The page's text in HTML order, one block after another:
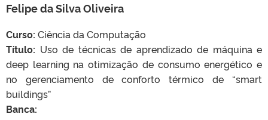
Felipe da Silva Oliveira
Curso: Ciência da Computação
Título: Uso de técnicas de aprendizado de máquina e
deep learning na otimização de consumo energético e
no gerenciamento de conforto térmico de “smart
buildings”
Banca: